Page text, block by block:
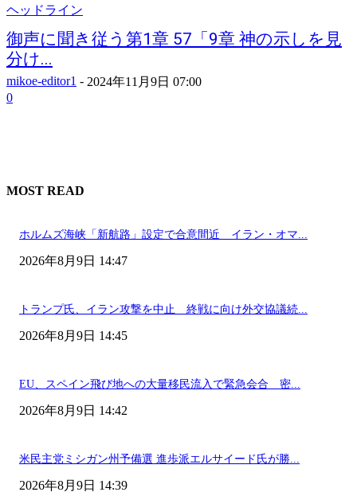
ヘッドライン
御声に聞き従う第1章 57「9章 神の示しを見
分け...
mikoe-editor1 - 2024年11月9日 07:00
0
MOST READ
ホルムズ海峡「新航路」設定で合意間近 イラン・オマ...
2026年8月9日 14:47
トランプ氏、イラン攻撃を中止 終戦に向け外交協議続...
2026年8月9日 14:45
EU、スペイン飛び地への大量移民流入で緊急会合 密...
2026年8月9日 14:42
米民主党ミシガン州予備選 進歩派エルサイード氏が勝...
2026年8月9日 14:39